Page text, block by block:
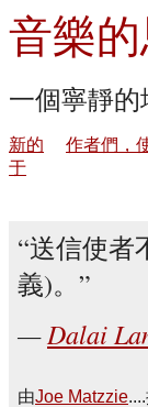
音樂
一個寧靜
新的 作者們，
于
送信使者
義)。
Dalai
由Joe Matzzie